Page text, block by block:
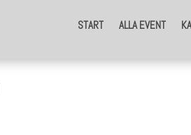
START ALLA EVENT